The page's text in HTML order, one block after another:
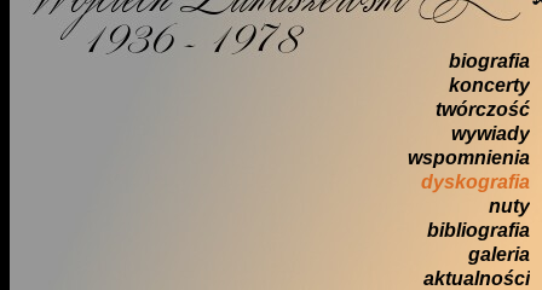
biografia
koncerty
twórczość
wywiady
wspomnienia
dyskografia
nuty
bibliografia
galeria
aktualności